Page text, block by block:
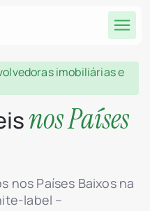
imobiliárias e
nos Países
nos Países Baixos na
label –